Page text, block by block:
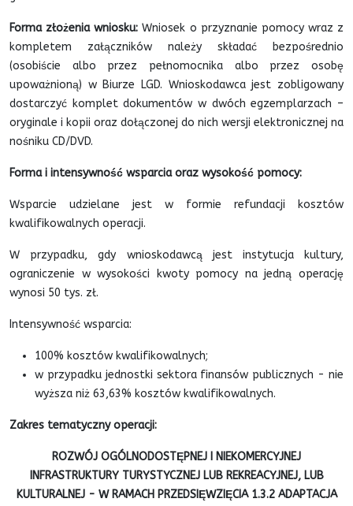
Forma złożenia wniosku:Wniosek o przyznanie pomocy wraz z
kompletem załączników należy składać bezpośrednio
(osobiście albo przez pełnomocnika albo przez osobę
upoważnioną) w Biurze LGD. Wnioskodawca jest zobligowany
dostarczyć komplet dokumentów w dwóch egzemplarzach –
oryginale i kopii oraz dołączonej do nich wersji elektronicznej na
nośniku CD/DVD.
Forma i intensywność wsparcia oraz wysokość pomocy:
Wsparcie udzielane jest w formie refundacji kosztów
kwalifikowalnych operacji.
W przypadku, gdy wnioskodawcą jest instytucja kultury,
ograniczenie w wysokości kwoty pomocy na jedną operację
wynosi 50 tys. zł.
Intensywność wsparcia:
100% kosztów kwalifikowalnych;
w przypadku jednostki sektora finansów publicznych - nie
wyższa niż 63,63% kosztów kwalifikowalnych.
Zakres tematyczny operacji:
ROZWÓJ OGÓLNODOSTĘPNEJ I NIEKOMERCYJNEJ
INFRASTRUKTURY TURYSTYCZNEJ LUB REKREACYJNEJ, LUB
KULTURALNEJ - W RAMACH PRZEDSIĘWZIĘCIA 1.3.2 ADAPTACJA